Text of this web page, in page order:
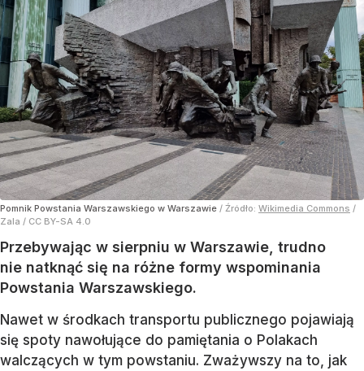
Pomnik Powstania Warszawskiego w Warszawie / Źródło: Wikimedia Commons /
Zala / CC BY-SA 4.0
Przebywając w sierpniu w Warszawie, trudno
nie natknąć się na różne formy wspominania
Powstania Warszawskiego.
Nawet w środkach transportu publicznego pojawiają
się spoty nawołujące do pamiętania o Polakach
walczących w tym powstaniu. Zważywszy na to, jak